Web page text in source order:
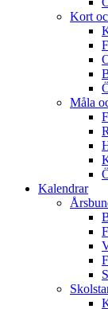
Kort
Måla
Kalendrar